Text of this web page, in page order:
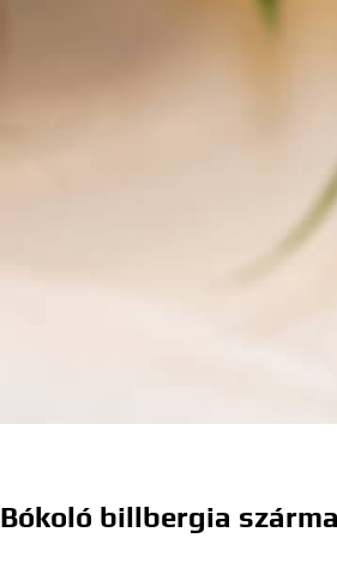
Bókoló billbergia